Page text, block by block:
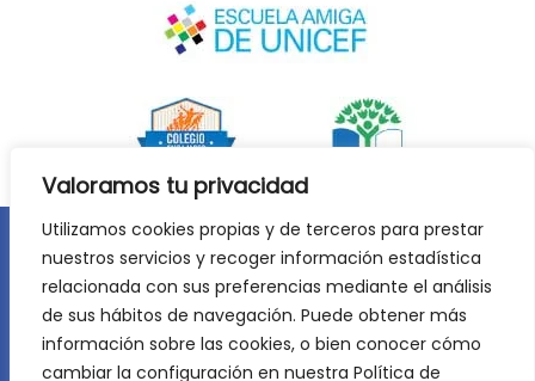
Valoramos tu privacidad
Utilizamos cookies propias y de terceros para prestar
nuestros servicios y recoger información estadística
relacionada con sus preferencias mediante el análisis
de sus hábitos de navegación. Puede obtener más
información sobre las cookies, o bien conocer cómo
cambiar la configuración en nuestra Política de
Aviso legal
Política de privacidad
Política de cookies
©2026Lycée Français Molière de Zaragoza. Todos los
derechos reservados. Desarrollo web:Jiménez Carbó Digital